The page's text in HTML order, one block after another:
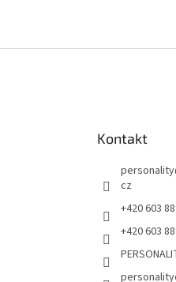
Kontakt
personality
cz
+420 603
+420 603